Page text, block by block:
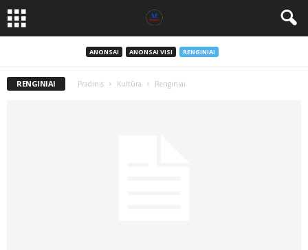
ANONSAI ANONSAI VISI RENGINIAI
RENGINIAI Pradinis Kultūra Renginiai